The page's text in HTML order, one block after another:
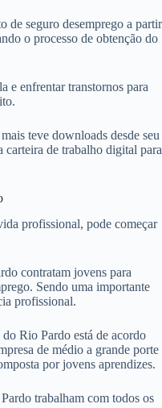
de seguro desemprego a partir
o processo de obtenção do
e enfrentar transtornos para
teve downloads desde seu
carteira de trabalho digital para
profissional, pode começar
contratam jovens para
Sendo uma importante
profissional.
Rio Pardo está de acordo
de médio a grande porte
por jovens aprendizes.
trabalham com todos os